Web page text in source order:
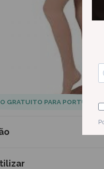
GRATUITO PARA PORTUGAL